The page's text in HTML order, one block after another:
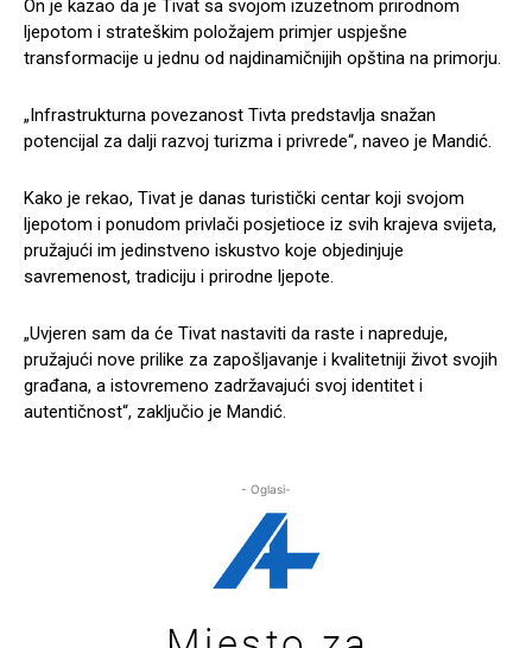
On je kazao da je Tivat sa svojom izuzetnom prirodnom
ljepotom i strateškim položajem primjer uspješne
transformacije u jednu od najdinamičnijih opština na primorju.
„Infrastrukturna povezanost Tivta predstavlja snažan
potencijal za dalji razvoj turizma i privrede“, naveo je Mandić.
Kako je rekao, Tivat je danas turistički centar koji svojom
ljepotom i ponudom privlači posjetioce iz svih krajeva svijeta,
pružajući im jedinstveno iskustvo koje objedinjuje
savremenost, tradiciju i prirodne ljepote.
„Uvjeren sam da će Tivat nastaviti da raste i napreduje,
pružajući nove prilike za zapošljavanje i kvalitetniji život svojih
građana, a istovremeno zadržavajući svoj identitet i
autentičnost“, zaključio je Mandić.
- Oglasi-